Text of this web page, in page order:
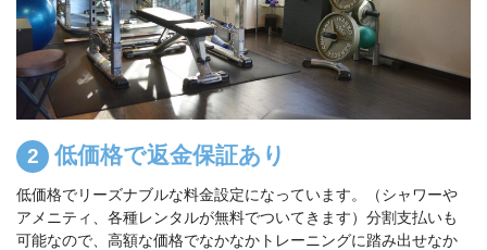
低価格で返金保証あり
低価格でリーズナブルな料金設定になっています。（シャワーや
アメニティ、各種レンタルが無料でついてきます）分割支払いも
可能なので、高額な価格でなかなかトレーニングに踏み出せなか